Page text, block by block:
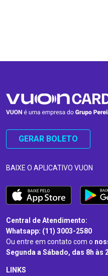
GERAR BOLETO
BAIXE O APLICATIVO VUON
Central de Atendimento:
Whatsapp: (11) 3003-2580
Ou entre em contato com o
Segunda a Sábado, das 8h às
LINKS